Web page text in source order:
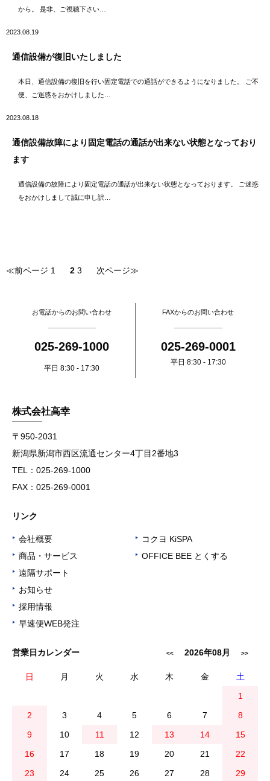
から。 是非、ご視聴下さい…
2023.08.19
通信設備が復旧いたしました
本日、通信設備の復旧を行い固定電話での通話ができるようになりました。 ご不
便、ご迷惑をおかけしました…
2023.08.18
通信設備故障により固定電話の通話が出来ない状態となっており
ます
通信設備の故障により固定電話の通話が出来ない状態となっております。 ご迷惑
をおかけしまして誠に申し訳…
≪前ページ 1 2 3 次ページ≫
お電話からのお問い合わせ
025-269-1000
平日 8:30 - 17:30
FAXからのお問い合わせ
025-269-0001
平日 8:30 - 17:30
株式会社高幸
〒950-2031
新潟県新潟市西区流通センター4丁目2番地3
TEL：025-269-1000
FAX：025-269-0001
リンク
▶ 会社概要
▶ 商品・サービス
▶ 遠隔サポート
▶ お知らせ
▶ 採用情報
▶ 早速便WEB発注
▶ コクヨ KiSPA
▶ OFFICE BEE とくする
営業日カレンダー <<2026年08月 >>
日 月 火 水 木 金
土
1
2
3 4 5 6 7
8
9
10 11 12 13 14
15
16
17 18 19 20 21
22
23
24 25 26 27 28 29